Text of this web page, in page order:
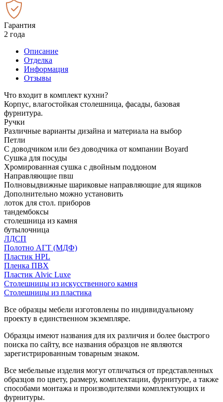
Гарантия
2 года
Описание
Отделка
Информация
Отзывы
Что входит в комплект кухни?
Корпус, влагостойкая столешница, фасады, базовая
фурнитура.
Ручки
Различные варианты дизайна и материала на выбор
Петли
С доводчиком или без доводчика от компании Boyard
Сушка для посуды
Хромированная сушка с двойным поддоном
Направляющие пвш
Полновыдвижные шариковые направляющие для ящиков
Дополнительно можно установить
лоток для стол. приборов
тандембоксы
столешница из камня
бутылочница
ЛДСП
Полотно АГТ (МДФ)
Пластик HPL
Пленка ПВХ
Пластик Alvic Luxe
Столешницы из искусственного камня
Столешницы из пластика
Все образцы мебели изготовлены по индивидуальному
проекту в единственном экземпляре.
Образцы имеют названия для их различия и более быстрого
поиска по сайту, все названия образцов не являются
зарегистрированным товарным знаком.
Все мебельные изделия могут отличаться от представленных
образцов по цвету, размеру, комплектации, фурнитуре, а также
способами монтажа и производителями комплектующих и
фурнитуры.